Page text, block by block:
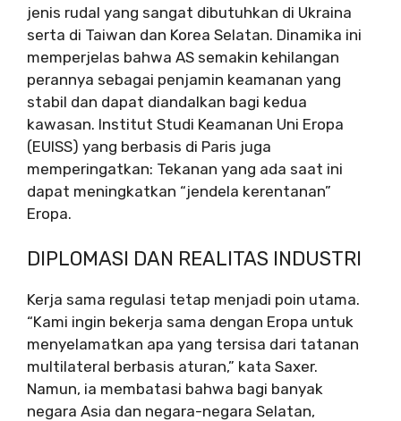
jenis rudal yang sangat dibutuhkan di Ukraina
serta di Taiwan dan Korea Selatan. Dinamika ini
memperjelas bahwa AS semakin kehilangan
perannya sebagai penjamin keamanan yang
stabil dan dapat diandalkan bagi kedua
kawasan. Institut Studi Keamanan Uni Eropa
(EUISS) yang berbasis di Paris juga
memperingatkan: Tekanan yang ada saat ini
dapat meningkatkan “jendela kerentanan”
Eropa.
DIPLOMASI DAN REALITAS INDUSTRI
Kerja sama regulasi tetap menjadi poin utama.
“Kami ingin bekerja sama dengan Eropa untuk
menyelamatkan apa yang tersisa dari tatanan
multilateral berbasis aturan,” kata Saxer.
Namun, ia membatasi bahwa bagi banyak
negara Asia dan negara-negara Selatan,